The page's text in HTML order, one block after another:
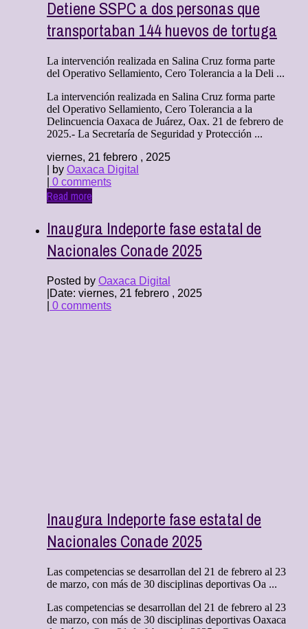
Detiene SSPC a dos personas que
transportaban 144 huevos de tortuga
La intervención realizada en Salina Cruz forma parte
del Operativo Sellamiento, Cero Tolerancia a la Deli ...
La intervención realizada en Salina Cruz forma parte
del Operativo Sellamiento, Cero Tolerancia a la
Delincuencia Oaxaca de Juárez, Oax. 21 de febrero de
2025.- La Secretaría de Seguridad y Protección ...
viernes, 21 febrero , 2025
| by Oaxaca Digital
0 comments
Read more
Inaugura Indeporte fase estatal de
Nacionales Conade 2025
Posted by Oaxaca Digital
Date: viernes, 21 febrero , 2025
0 comments
Inaugura Indeporte fase estatal de
Nacionales Conade 2025
Las competencias se desarrollan del 21 de febrero al 23
de marzo, con más de 30 disciplinas deportivas Oa ...
Las competencias se desarrollan del 21 de febrero al 23
de marzo, con más de 30 disciplinas deportivas Oaxaca